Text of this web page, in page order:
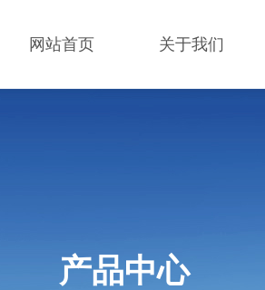
网站首页 关于我们
产品中心